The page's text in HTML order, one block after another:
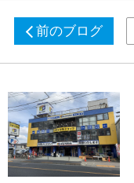
前のブログ